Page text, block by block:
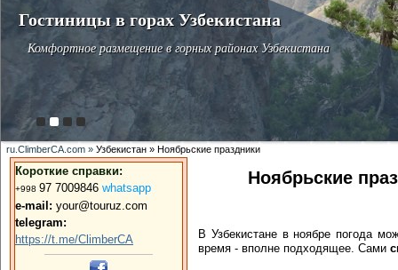
Гостиницы в горах Узбекистана
Комфортное размещение в горных районах Узбекистана
ru.ClimberCA.com » Узбекистан » Ноябрьские праздники
Короткие справки:
+998 97 7009846 whatsapp
e-mail: your@touruz.com
telegram:
https://t.me/ClimberCA
Ноябрьские
В Узбекистане в ноябре погода
время - вполне подходящее. Сами